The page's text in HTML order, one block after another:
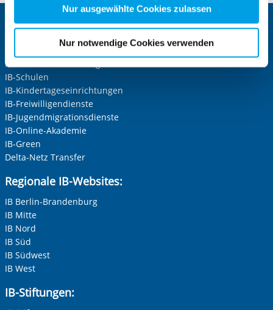
Zwecke entscheiden und Ihre erteilte Einwilligung stets
für die Zukunft widerrufen. Bitte beachten Sie: Ihre
Cookies, die erforderlich zur Bereitstellung der von Ihnen
aufgerufenen und somit gewünschten Website-
Funktionen sind. Diese Cookies setzen wir aufgrund
berechtigter Interessen und daher unabhängig von einer
Einwilligung.
Nur ausgewählte Cookies zulassen
Nur notwendige Cookies verwenden
Zentrale IB-Websites:
Die Internationale Arbeit des IB
IB-Personalentwicklung
IB-Schulen
IB-Kindertageseinrichtungen
IB-Freiwilligendienste
IB-Jugendmigrationsdienste
IB-Online-Akademie
IB-Green
Delta-Netz Transfer
Regionale IB-Websites:
IB Berlin-Brandenburg
IB Mitte
IB Nord
IB Süd
IB Südwest
IB West
IB-Stiftungen: